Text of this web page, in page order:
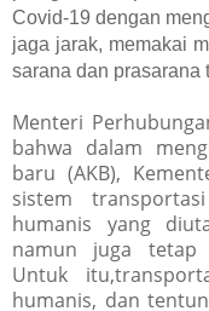
Covid-19 dengan
jaga jarak, memakai
sarana dan prasarana
Menteri
bahwa dalam m
baru (AKB),
sistem
humanis yang
namun juga tetap
Untuk
humanis, dan